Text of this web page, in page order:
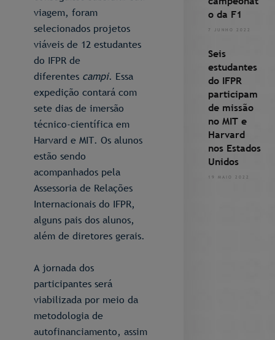
viagem, foram
selecionados projetos
viáveis de 12 estudantes
do IFPR de
diferentes campi. Essa
expedição contará com
sete dias de imersão
técnico-científica em
Harvard e MIT. Os alunos
estão sendo
acompanhados pela
Assessoria de Relações
Internacionais do IFPR,
alguns pais dos alunos,
além de diretores gerais.
A jornada dos
participantes será
viabilizada por meio da
metodologia de
autofinanciamento, assim
o da F1
7 JUNHO 2022
Seis
estudantes
do IFPR
participam
de missão
no MIT e
Harvard
nos Estados
Unidos
19 MAIO 2022